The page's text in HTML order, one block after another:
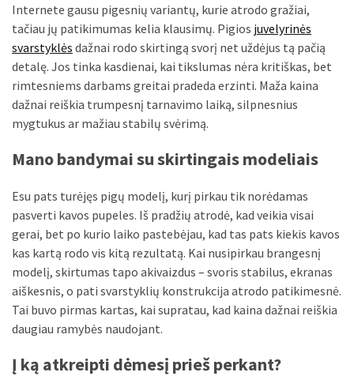
Suomijos:
kiek
laiko
tikrųjų
trunka
pristatymas?
USED
CATEGORIES
Patarimai
(96)
Prekės
(76)
Paslaugos
Internete gausu pigesnių variantų, kurie atrodo gražiai,
tačiau jų patikimumas kelia klausimų. Pigios juvelyrinės
svarstyklės dažnai rodo skirtingą svorį net uždėjus tą pačią
detalę. Jos tinka kasdienai, kai tikslumas nėra kritiškas, bet
rimtesniems darbams greitai pradeda erzinti. Maža kaina
dažnai reiškia trumpesnį tarnavimo laiką, silpnesnius
mygtukus ar mažiau stabilų svėrimą.
Mano bandymai su skirtingais modeliais
Esu pats turėjęs pigų modelį, kurį pirkau tik norėdamas
pasverti kavos pupeles. Iš pradžių atrodė, kad veikia visai
gerai, bet po kurio laiko pastebėjau, kad tas pats kiekis kavos
kas kartą rodo vis kitą rezultatą. Kai nusipirkau brangesnį
modelį, skirtumas tapo akivaizdus – svoris stabilus, ekranas
aiškesnis, o pati svarstyklių konstrukcija atrodo patikimesnė.
Tai buvo pirmas kartas, kai supratau, kad kaina dažnai reiškia
daugiau ramybės naudojant.
Į ką atkreipti dėmesį prieš perkant?